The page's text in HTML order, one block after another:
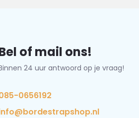
of mail ons!
24 uur antwoord op je vraag!
0656192